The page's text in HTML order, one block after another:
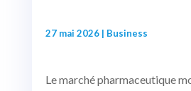
27 mai 2026| Business
Le marché pharmaceutique